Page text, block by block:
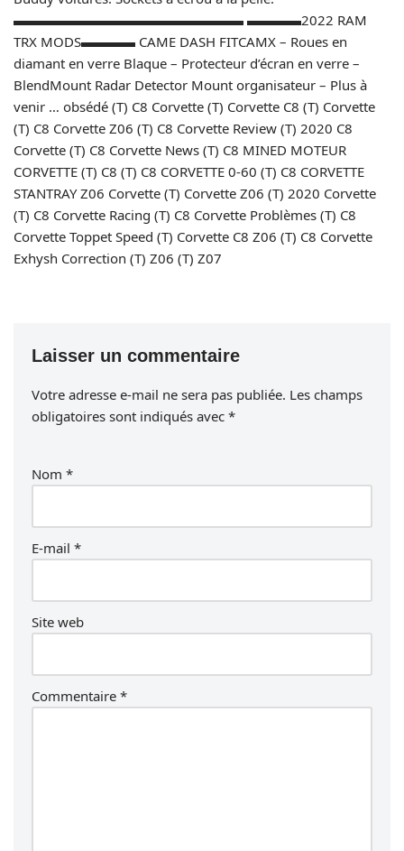
▬▬▬▬▬▬▬▬▬▬▬▬▬▬▬▬▬ ▬▬▬▬2022 RAM
TRX MODS▬▬▬▬ CAME DASH FITCAMX – Roues en
diamant en verre Blaque – Protecteur d’écran en verre –
BlendMount Radar Detector Mount organisateur – Plus à
venir … obsédé (T) C8 Corvette (T) Corvette C8 (T) Corvette
(T) C8 Corvette Z06 (T) C8 Corvette Review (T) 2020 C8
Corvette (T) C8 Corvette News (T) C8 MINED MOTEUR
CORVETTE (T) C8 (T) C8 CORVETTE 0-60 (T) C8 CORVETTE
STANTRAY Z06 Corvette (T) Corvette Z06 (T) 2020 Corvette
(T) C8 Corvette Racing (T) C8 Corvette Problèmes (T) C8
Corvette Toppet Speed ​​(T) Corvette C8 Z06 (T) C8 Corvette
Exhysh Correction (T) Z06 (T) Z07
Laisser un commentaire
Votre adresse e-mail ne sera pas publiée. Les champs
obligatoires sont indiqués avec *
Nom *
E-mail *
Site web
Commentaire *